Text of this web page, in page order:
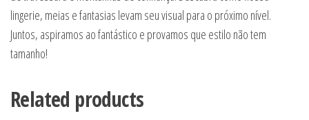
lingerie, meias e fantasias levam seu visual para o próximo nível.
Juntos, aspiramos ao fantástico e provamos que estilo não tem
tamanho!
Related products